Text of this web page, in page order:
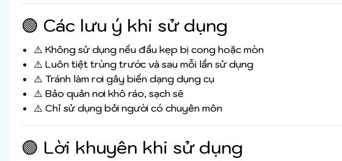
🟢 Các lưu ý khi sử dụng
⚠️ Không sử dụng nếu đầu kẹp bị cong hoặc mòn
⚠️ Luôn tiệt trùng trước và sau mỗi lần sử dụng
⚠️ Tránh làm rơi gây biến dạng dụng cụ
⚠️ Bảo quản nơi khô ráo, sạch sẽ
⚠️ Chỉ sử dụng bởi người có chuyên môn
🟢 Lời khuyên khi sử dụng